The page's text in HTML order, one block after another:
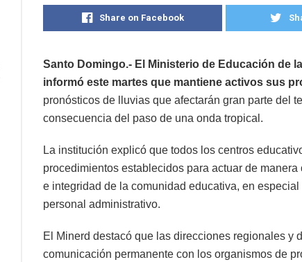
Share on Facebook
Santo Domingo.- El Ministerio de Educación de
informó este martes que mantiene activos sus
pronósticos de lluvias que afectarán gran parte del
consecuencia del paso de una onda tropical.
La institución explicó que todos los centros
procedimientos establecidos para actuar de
e integridad de la comunidad educativa, en
personal administrativo.
El Minerd destacó que las direcciones regionales y
comunicación permanente con los organismos de